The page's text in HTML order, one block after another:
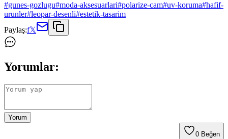
#gunes-gozlugu#moda-aksesuarlari#polarize-cam#uv-koruma#hafif-
urunler#leopar-desenli#estetik-tasarim
Paylaş:f𝕏
Yorumlar:
Yorum
0 Beğen